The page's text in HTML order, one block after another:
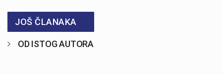
JOŠ ČLANAKA
OD ISTOG AUTORA